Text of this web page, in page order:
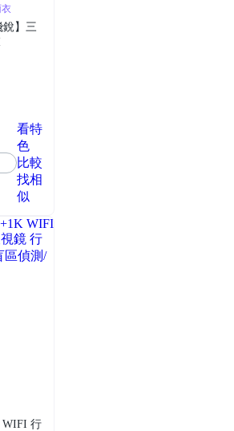
銳】三
看特
色
比較
找相
似
WIFI 行